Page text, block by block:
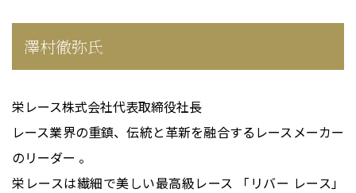
澤村徹弥氏
栄レース株式会社代表取締役社長
レース業界の重鎮、伝統と革新を融合するレースメーカー
のリーダー 。
栄レースは繊細で美しい最高級レース 「リバー レース」